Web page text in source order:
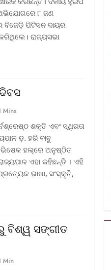
ଅଭିଯୋଗରେ ୮ ଜଣ
ବିଜେଡ଼ି ପିଟିସନ ଦାୟର
ରାଜ୍ୟସଭା
Mins
ଶକ୍ତି ଏବଂ ସ୍ଥିରତା
ଡ଼. ହରି ବାବୁ
ହଲ୍‌ରେ ଅନୁଷ୍ଠିତ
ଏହା କହିଛନ୍ତି । ଏହି
ଭାଷା, ସଂସ୍କୃତି,
ବିଶ୍ୱ ସଙ୍ଗୀତ
Min